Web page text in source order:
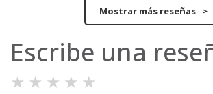
Mostrar más reseñas >
Escribe una
★ ★ ★ ★ ★